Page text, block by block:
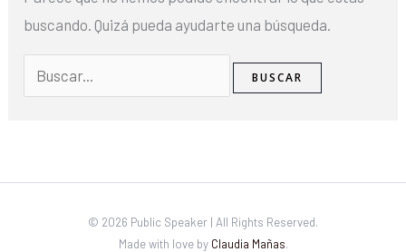
buscando. Quizá pueda ayudarte una búsqueda.
© 2026 Public Speaker | All Rights Reserved.
Made with love by Claudia Mañas.